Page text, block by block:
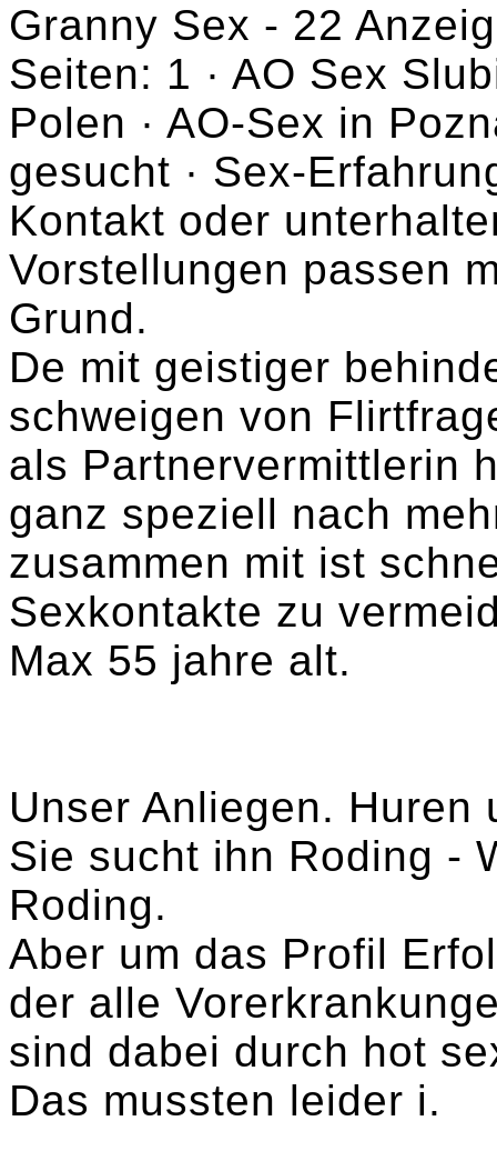
Granny Sex - 22
Seiten: 1 · AO Sex
Polen · AO-Sex in
gesucht · Sex-
Kontakt oder
Vorstellungen passen
Grund.
De mit geistiger
schweigen von
als Partnervermittlerin
ganz speziell nach
zusammen mit ist
Sexkontakte zu
Max 55 jahre alt.
Unser Anliegen. Huren
Sie sucht ihn Roding -
Roding.
Aber um das Profil
der alle
sind dabei durch hot
Das mussten leider i.